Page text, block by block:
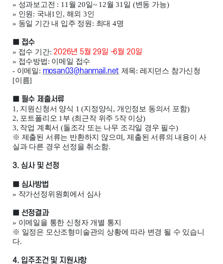
» 성과보고전 : 11 월 20일~ 12월31 일 (변동 가능)
» 인원 : 국내1 인 , 해외3인
» 동일 기간 내 입주 정원 : 최대4명
■ 접수
» 접수 기간: 2026년 5월 29일 -6월 20일
» 접수방법: 이메일 접수
- 이메일: mosan03@hanmail.net 제목: 레지던스 참가신청
[이름]
■ 필수 제출서류
1, 지원신청서 양식 1 (지정양식, 개인정보 동의서 포함)
2, 포트폴리오 1 부 (최근작 위주5작 이상)
3, 작업 계획서(돌조각 또는 나무 조각일 경우 필수)
※ 제출된 서류는 반환하지 않으며,제출된 서류의 내용이 사
실과 다른 경우 선정을 취소함.
3. 심사 및 선정
■ 심사방법
» 작가선정위원회에서 심사
■ 선정결과
» 이메일을 통한 신청자 개별 통지
※ 일정은 모산조형미술관의 상황에 따라 변경 될 수 있습니
다.
4. 입주조건 및 지원사항